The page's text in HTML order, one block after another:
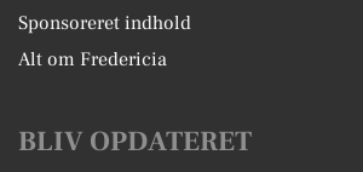
Sponsoreret indhold
Alt om Fredericia
BLIV OPDATERET